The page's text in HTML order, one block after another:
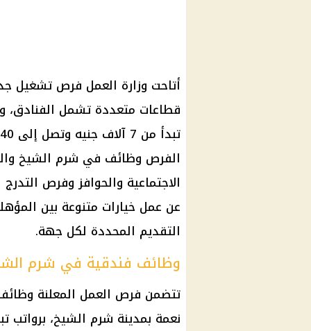
قطاعات متعددة تشمل الفنادق،
الفرص وظائف في شرم الشيخ
الاجتماعية والحوافز وفرص
عن عمل خيارات متنوعة بين
التقديم المحددة لكل جهة.
وظائف فندقية في شرم الشيخ
تتضمن فرص العمل المعلنة